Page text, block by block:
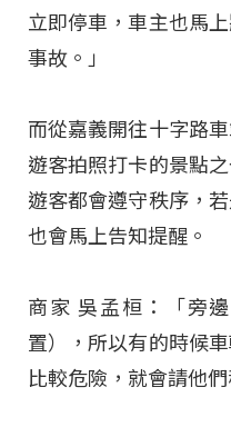
立即停車，車主也馬
事故。」
而從嘉義開往十字路
遊客拍照打卡的景點
遊客都會遵守秩序，
也會馬上告知提醒。
商家 吳孟桓：「旁
置），所以有的時候
比較危險，就會請他們